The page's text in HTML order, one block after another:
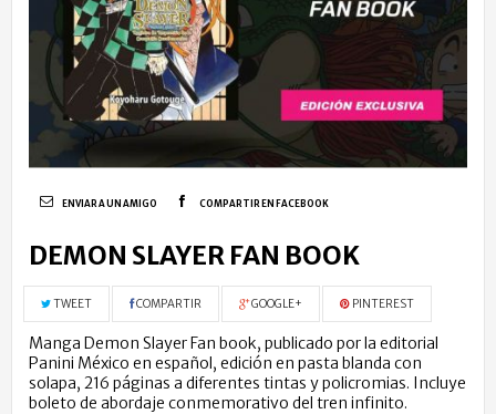
ENVIAR A UN AMIGO COMPARTIR EN FACEBOOK
DEMON SLAYER FAN BOOK
TWEET COMPARTIR GOOGLE+ PINTEREST
Manga Demon Slayer Fan book, publicado por la editorial
Panini México en español, edición en pasta blanda con
solapa, 216 páginas a diferentes tintas y policromias. Incluye
boleto de abordaje conmemorativo del tren infinito.